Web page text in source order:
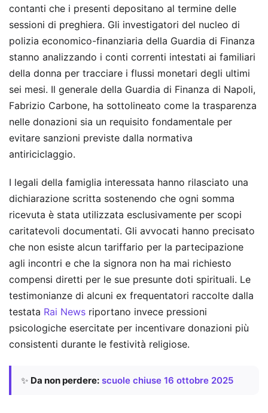
contanti che i presenti depositano al termine delle
sessioni di preghiera. Gli investigatori del nucleo di
polizia economico-finanziaria della Guardia di Finanza
stanno analizzando i conti correnti intestati ai familiari
della donna per tracciare i flussi monetari degli ultimi
sei mesi. Il generale della Guardia di Finanza di Napoli,
Fabrizio Carbone, ha sottolineato come la trasparenza
nelle donazioni sia un requisito fondamentale per
evitare sanzioni previste dalla normativa
antiriciclaggio.
I legali della famiglia interessata hanno rilasciato una
dichiarazione scritta sostenendo che ogni somma
ricevuta è stata utilizzata esclusivamente per scopi
caritatevoli documentati. Gli avvocati hanno precisato
che non esiste alcun tariffario per la partecipazione
agli incontri e che la signora non ha mai richiesto
compensi diretti per le sue presunte doti spirituali. Le
testimonianze di alcuni ex frequentatori raccolte dalla
testata Rai News riportano invece pressioni
psicologiche esercitate per incentivare donazioni più
consistenti durante le festività religiose.
✨ Da non perdere: scuole chiuse 16 ottobre 2025